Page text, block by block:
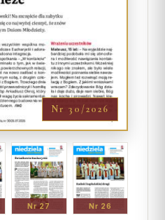
Nr 30/2026
Nr 27 Nr 26